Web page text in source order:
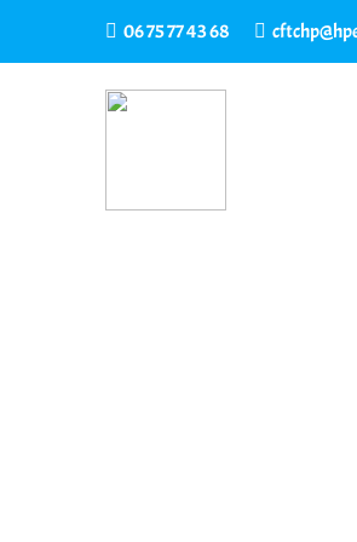
06 75 77 43 68